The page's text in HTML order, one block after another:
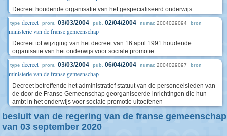
Decreet houdende organisatie van het gespecialiseerd onderwijs
type decreet prom. 03/03/2004 pub. 02/04/2004 numac 2004029094 bron
ministerie van de franse gemeenschap
Decreet tot wijziging van het decreet van 16 april 1991 houdende
organisatie van het onderwijs voor sociale promotie
type decreet prom. 03/03/2004 pub. 06/04/2004 numac 2004029097 bron
ministerie van de franse gemeenschap
Decreet betreffende het administratief statuut van de personeelsleden van
de door de Franse Gemeenschap georganiseerde inrichtingen die hun
ambt in het onderwijs voor sociale promotie uitoefenen
besluit van de regering van de franse gemeenschap
van 03 september 2020